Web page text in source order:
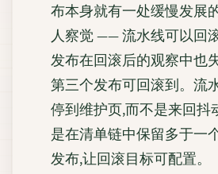
布本身就有一处缓慢发展
人察觉 —— 流水线可以回
发布在回滚后的观察中也
第三个发布可回滚到。流
停到维护页,而不是来回抖
是在清单链中保留多于一
发布,让回滚目标可配置。